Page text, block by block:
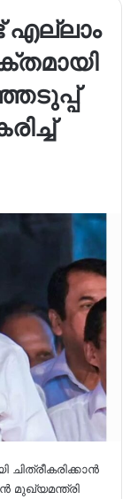
എല്ലാം
മുഖ്യമന്ത്രി